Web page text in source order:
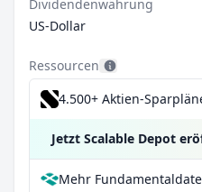
Dividendenwährung
US-Dollar
Ressourcen
4.500+ Aktien-
Jetzt Scalable Depot